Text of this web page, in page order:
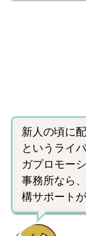
新人の頃に
というライ
ガプロモー
事務所なら
構サポート